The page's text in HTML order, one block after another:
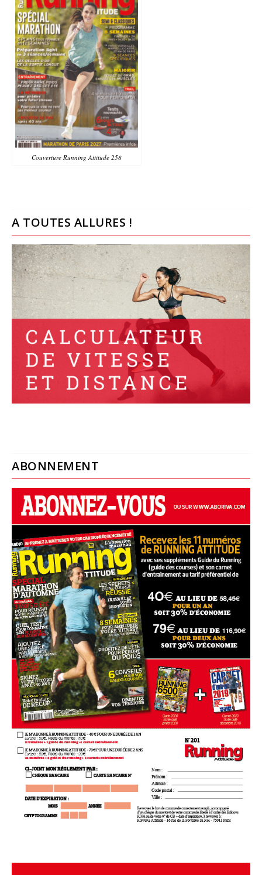
Couverture Running Attitude 258
A TOUTES ALLURES !
ABONNEMENT